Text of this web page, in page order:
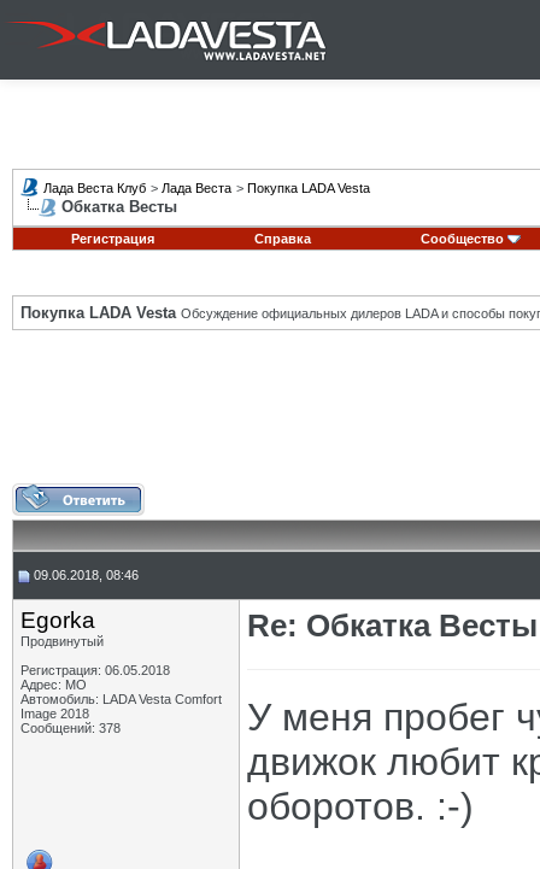
Лада Веста Клуб > Лада Веста > Покупка LADA Vesta
Обкатка Весты
Регистрация Справка Сообщество
Покупка LADA Vesta Обсуждение официальных дилеров LADA и способы
09.06.2018, 08:46
Egorka
Продвинутый
Регистрация: 06.05.2018
Адрес: МО
Автомобиль: LADA Vesta Comfort
Image 2018
Сообщений: 378
Re: Обкатка Весты
У меня пробег
движок любит
оборотов. :-)